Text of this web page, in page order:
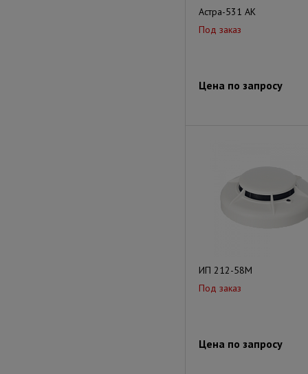
Астра-531 АК
Под заказ
Цена по запросу
ИП 212-58М
Под заказ
Цена по запросу